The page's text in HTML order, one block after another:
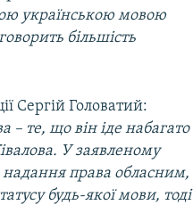
українською мовою
більшість
Сергій Головатий:
– те, що він іде набагато
У заявленому
надання права обласним,
будь-якої мови, тоді